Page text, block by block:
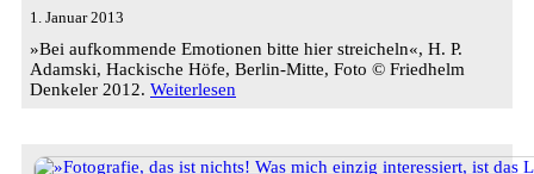
1. Januar 2013
»Bei aufkommende Emotionen bitte hier streicheln«, H. P.
Adamski, Hackische Höfe, Berlin-Mitte, Foto © Friedhelm
Denkeler 2012. Weiterlesen